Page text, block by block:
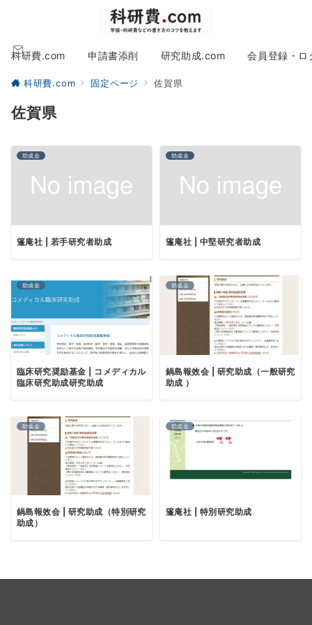
科研費.com 申請書添削 研究助成.com 会員登録・ロ
科研費.com 固定ページ 佐賀県
佐賀県
助成金
篷庵社 | 若手研究者助成
助成金
篷庵社 | 中堅研究者助成
助成金
臨床研究奨励基金 | コメディカル
臨床研究助成研究助成
助成金
鍋島報效会 | 研究助成（一般研究
助成 ）
助成金
鍋島報效会 | 研究助成（特別研究
助成）
助成金
篷庵社 | 特別研究助成